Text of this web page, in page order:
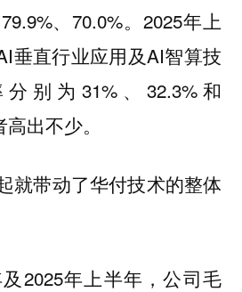
、70.0%。2025年上
垂直行业应用及AI智算技
别为31%、32.3%和
出不少。
就带动了华付技术的整体
2025年上半年，公司毛